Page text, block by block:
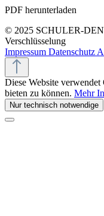
PDF herunterladen
© 2025 SCHULER-
Verschlüsselung
Impressum Datenschutz
Diese Website
bieten zu können. Mehr
Nur technisch notwendige